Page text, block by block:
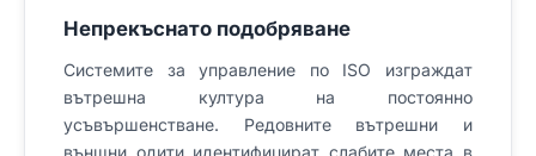
Непрекъснато подобряване
Системите за управление по ISO изграждат
вътрешна култура на постоянно
усъвършенстване. Редовните вътрешни и
външни одити идентифицират слабите места в